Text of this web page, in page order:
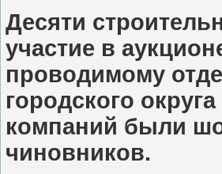
Десяти
участие в
проводимому
городского
компаний были
чиновников.